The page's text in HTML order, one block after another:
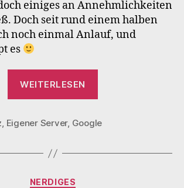
einiges an Annehmlichkeiten
Doch seit rund einem halben
noch einmal Anlauf, und
es
WEITERLESEN
II“
, Eigener Server, Google
Kategorien
NERDIGES